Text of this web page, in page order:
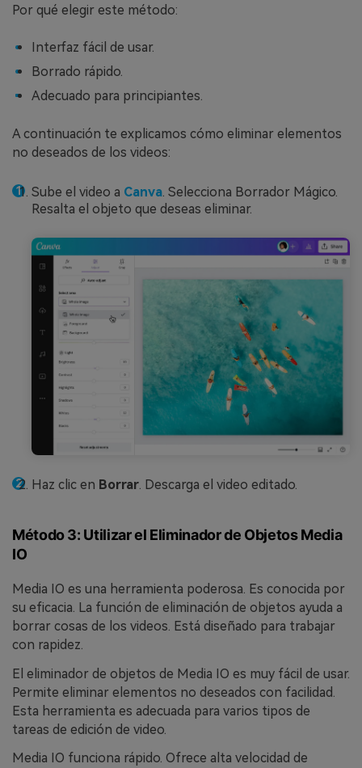
Por qué elegir este método:
Interfaz fácil de usar.
Borrado rápido.
Adecuado para principiantes.
A continuación te explicamos cómo eliminar elementos
no deseados de los videos:
Sube el video a Canva. Selecciona Borrador Mágico.
Resalta el objeto que deseas eliminar.
Haz clic en Borrar. Descarga el video editado.
Método 3: Utilizar el Eliminador de Objetos Media
IO
Media IO es una herramienta poderosa. Es conocida por
su eficacia. La función de eliminación de objetos ayuda a
borrar cosas de los videos. Está diseñado para trabajar
con rapidez.
El eliminador de objetos de Media IO es muy fácil de usar.
Permite eliminar elementos no deseados con facilidad.
Esta herramienta es adecuada para varios tipos de
tareas de edición de video.
Media IO funciona rápido. Ofrece alta velocidad de